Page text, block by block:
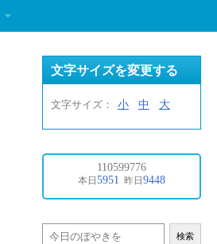
文字サイズを変更する
文字サイズ： 小 中 大
検索